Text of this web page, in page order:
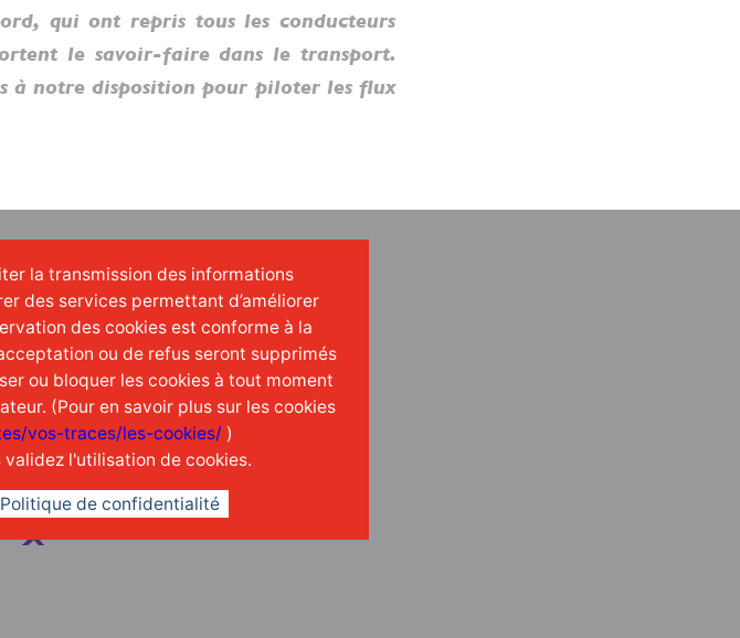
qui ont repris tous les conducteurs
le savoir-faire dans le transport.
à notre disposition pour piloter les flux
la transmission des informations
des services permettant d’améliorer
des cookies est conforme à la
ou de refus seront supprimés
ou bloquer les cookies à tout moment
(Pour en savoir plus sur les cookies
vos-traces/les-cookies/ )
l'utilisation de cookies.
Politique de confidentialité